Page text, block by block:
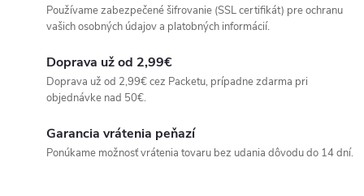
Používame zabezpečené šifrovanie (SSL certifikát) pre ochranu
vašich osobných údajov a platobných informácií.
Doprava už od 2,99€
Doprava už od 2,99€ cez Packetu, prípadne zdarma pri
objednávke nad 50€.
Garancia vrátenia peňazí
Ponúkame možnosť vrátenia tovaru bez udania dôvodu do 14 dní.